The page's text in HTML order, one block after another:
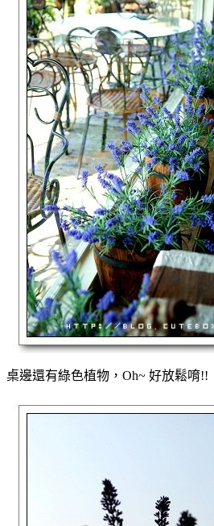
桌邊還有綠色植物，Oh~ 好放鬆唷!!